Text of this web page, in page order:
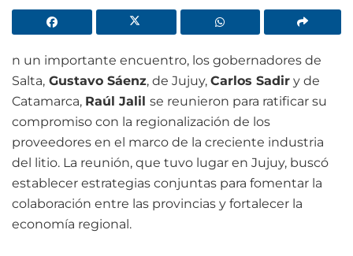
n un importante encuentro, los gobernadores de
Salta, Gustavo Sáenz, de Jujuy, Carlos Sadir y de
Catamarca, Raúl Jalil se reunieron para ratificar su
compromiso con la regionalización de los
proveedores en el marco de la creciente industria
del litio. La reunión, que tuvo lugar en Jujuy, buscó
establecer estrategias conjuntas para fomentar la
colaboración entre las provincias y fortalecer la
economía regional.